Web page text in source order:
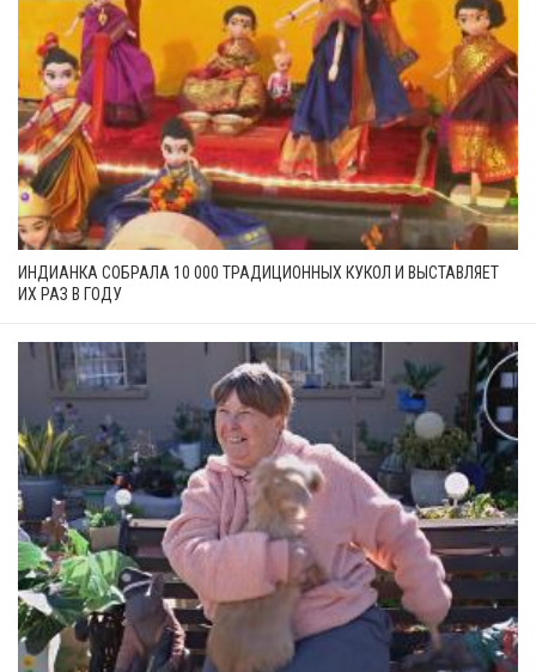
ИНДИАНКА СОБРАЛА 10 000 ТРАДИЦИОННЫХ КУКОЛ И ВЫСТАВЛЯЕТ
ИХ РАЗ В ГОДУ